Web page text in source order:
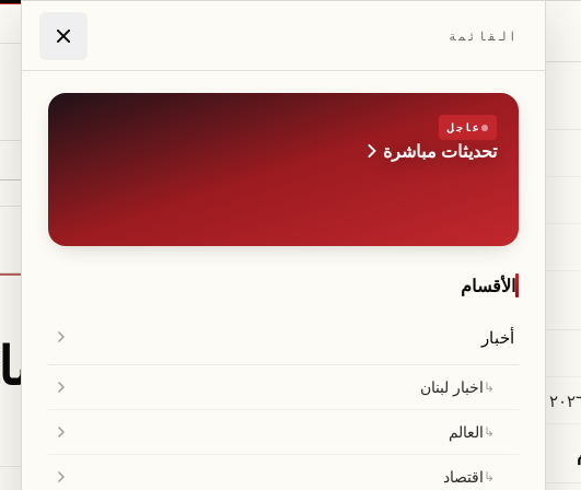
اليوم… ومصدر
القائمة
عاجل
تحديثات مباشرة
الأقسام
أخبار
↳اخبار لبنان
↳العالم
↳اقتصاد